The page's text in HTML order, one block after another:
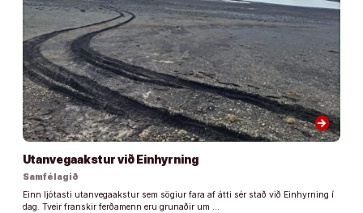
arrow_forward
Utanvegaakstur við Einhyrning
Samfélagið
Einn ljótasti utanvegaakstur sem sögiur fara af átti sér stað við Einhyrning í
dag. Tveir franskir ferðamenn eru grunaðir um …